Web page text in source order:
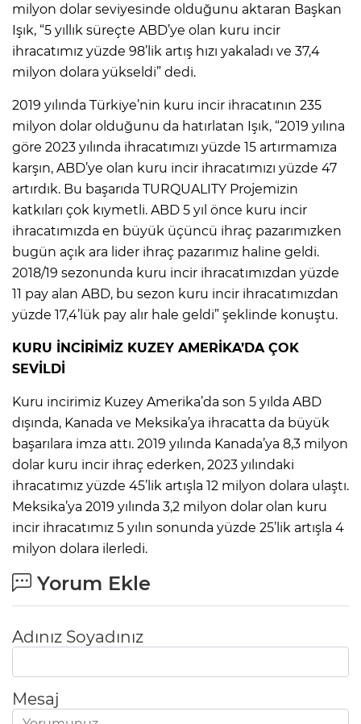
milyon dolar seviyesinde olduğunu aktaran Başkan
Işık, “5 yıllık süreçte ABD’ye olan kuru incir
ihracatımız yüzde 98’lik artış hızı yakaladı ve 37,4
milyon dolara yükseldi” dedi.
2019 yılında Türkiye’nin kuru incir ihracatının 235
milyon dolar olduğunu da hatırlatan Işık, “2019 yılına
göre 2023 yılında ihracatımızı yüzde 15 artırmamıza
karşın, ABD’ye olan kuru incir ihracatımızı yüzde 47
artırdık. Bu başarıda TURQUALITY Projemizin
katkıları çok kıymetli. ABD 5 yıl önce kuru incir
ihracatımızda en büyük üçüncü ihraç pazarımızken
bugün açık ara lider ihraç pazarımız haline geldi.
2018/19 sezonunda kuru incir ihracatımızdan yüzde
11 pay alan ABD, bu sezon kuru incir ihracatımızdan
yüzde 17,4’lük pay alır hale geldi” şeklinde konuştu.
KURU İNCİRİMİZ KUZEY AMERİKA’DA ÇOK
SEVİLDİ
Kuru incirimiz Kuzey Amerika’da son 5 yılda ABD
dışında, Kanada ve Meksika’ya ihracatta da büyük
başarılara imza attı. 2019 yılında Kanada’ya 8,3 milyon
dolar kuru incir ihraç ederken, 2023 yılındaki
ihracatımız yüzde 45’lik artışla 12 milyon dolara ulaştı.
Meksika’ya 2019 yılında 3,2 milyon dolar olan kuru
incir ihracatımız 5 yılın sonunda yüzde 25’lik artışla 4
milyon dolara ilerledi.
Yorum Ekle
Adınız Soyadınız
Mesaj